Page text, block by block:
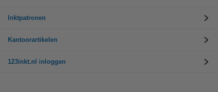
Inktpatronen
Kantoorartikelen
123inkt.nl inloggen